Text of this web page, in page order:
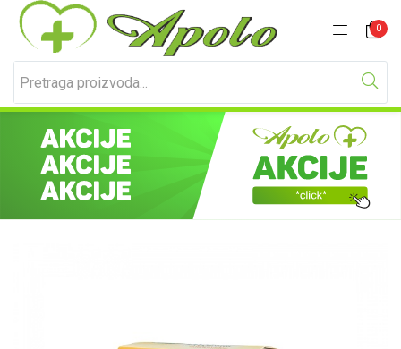
0
Prijavite se Registracija
Unesite svoje korisničko ime i lozinku za prijavu.